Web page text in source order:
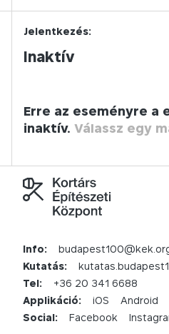
Jelentkezés:
Inaktív
Erre az eseményre a
inaktív. Válassz egy
Info:
Kutatás:
Tel:
+36 20 341 6688
Applikáció:
iOS
Android
Social:
Facebook